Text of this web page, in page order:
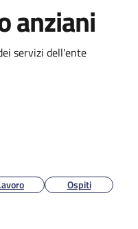
anziani
servizi dell'ente
Ospiti